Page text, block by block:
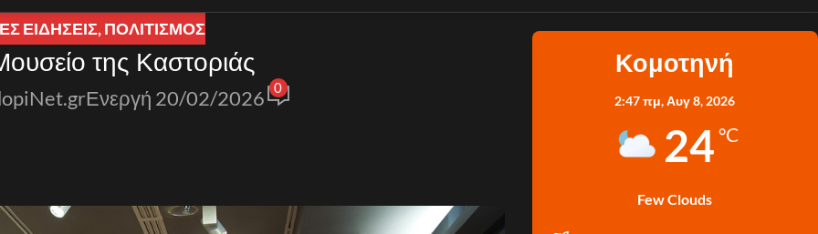
ΕΙΔΉΣΕΙΣ,ΠΟΛΙΤΙΣΜΟΣ
της Καστοριάς
Ενεργή 20/02/2026 0
Κομοτηνή
2:47 πμ,Αυγ 8, 2026
24 °C
Few Clouds